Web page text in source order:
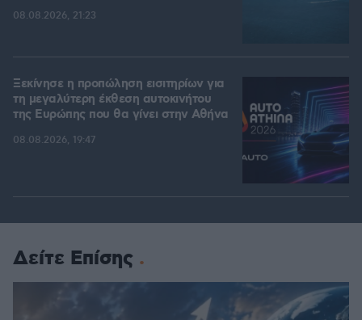
08.08.2026, 21:23
Ξεκίνησε η προπώληση εισιτηρίων για
τη μεγαλύτερη έκθεση αυτοκινήτου
της Ευρώπης που θα γίνει στην Αθήνα
08.08.2026, 19:47
Δείτε Επίσης